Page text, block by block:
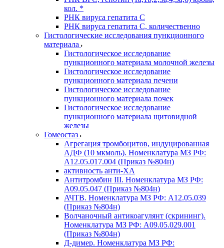
кол. *
РНК вируса гепатита C
РНК вируса гепатита C, количественно
Гистологические исследования пункционного
материала
Гистологическое исследование
пункционного материала молочной железы
Гистологическое исследование
пункционного материала печени
Гистологическое исследование
пункционного материала почек
Гистологическое исследование
пункционного материала щитовидной
железы
Гомеостаз
Агрегация тромбоцитов, индуцированная
АДФ (10 мкмоль). Номенклатура МЗ РФ:
A12.05.017.004 (Приказ №804н)
активность анти-ХА
Антитромбин III. Номенклатура МЗ РФ:
A09.05.047 (Приказ №804н)
АЧТВ. Номенклатура МЗ РФ: A12.05.039
(Приказ №804н)
Волчаночный антикоагулянт (скрининг).
Номенклатура МЗ РФ: A09.05.029.001
(Приказ №804н)
Д-димер. Номенклатура МЗ РФ: